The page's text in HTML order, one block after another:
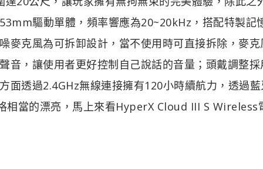
驅動單體，頻率響應為20~20kHz，搭配特製記
麥克風為可拆卸設計，當不使用時可直接拆除，麥克
音，讓使用者更好控制自己說話的音量；頭戴調整採
面透過2.4GHz無線連接擁有120小時續航力，透過
相當的漂亮，馬上來看HyperX Cloud III S Wireless